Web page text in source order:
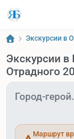
Экскурсии в
Экскурсии
Отрадного
Город-
Маршрут